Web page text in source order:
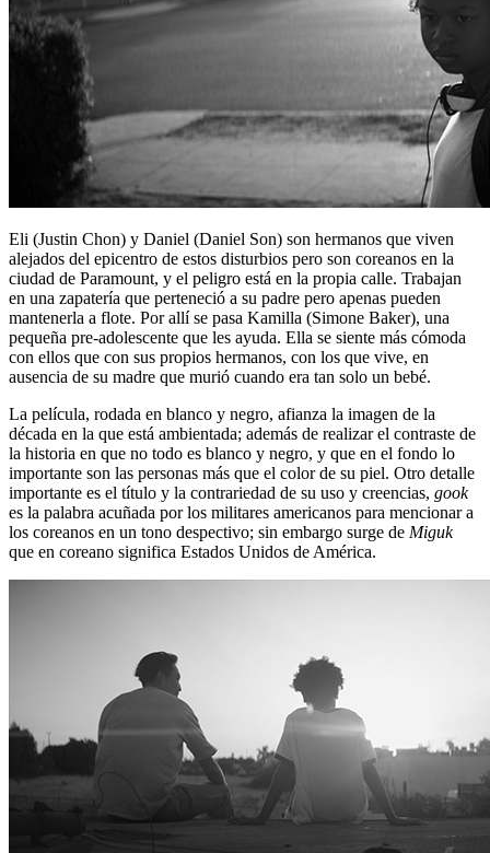
Eli (Justin Chon) y Daniel (Daniel Son) son hermanos que viven
alejados del epicentro de estos disturbios pero son coreanos en la
ciudad de Paramount, y el peligro está en la propia calle. Trabajan
en una zapatería que perteneció a su padre pero apenas pueden
mantenerla a flote. Por allí se pasa Kamilla (Simone Baker), una
pequeña pre-adolescente que les ayuda. Ella se siente más cómoda
con ellos que con sus propios hermanos, con los que vive, en
ausencia de su madre que murió cuando era tan solo un bebé.
La película, rodada en blanco y negro, afianza la imagen de la
década en la que está ambientada; además de realizar el contraste de
la historia en que no todo es blanco y negro, y que en el fondo lo
importante son las personas más que el color de su piel. Otro detalle
importante es el título y la contrariedad de su uso y creencias, gook
es la palabra acuñada por los militares americanos para mencionar a
los coreanos en un tono despectivo; sin embargo surge de Miguk
que en coreano significa Estados Unidos de América.